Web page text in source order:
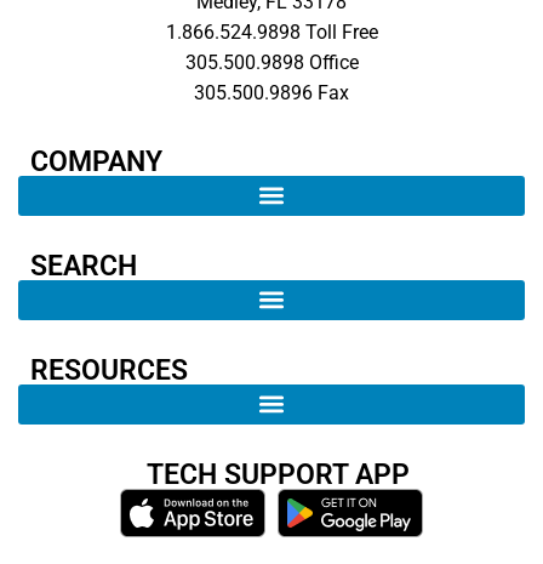
1.866.524.9898 Toll Free
305.500.9898 Office
305.500.9896 Fax
COMPANY​
SEARCH ​
RESOURCES
TECH SUPPORT APP